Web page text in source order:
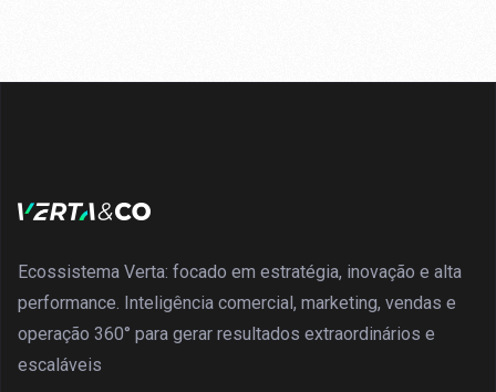
Ecossistema Verta: focado em estratégia, inovação e alta
performance. Inteligência comercial, marketing, vendas e
operação 360° para gerar resultados extraordinários e
escaláveis